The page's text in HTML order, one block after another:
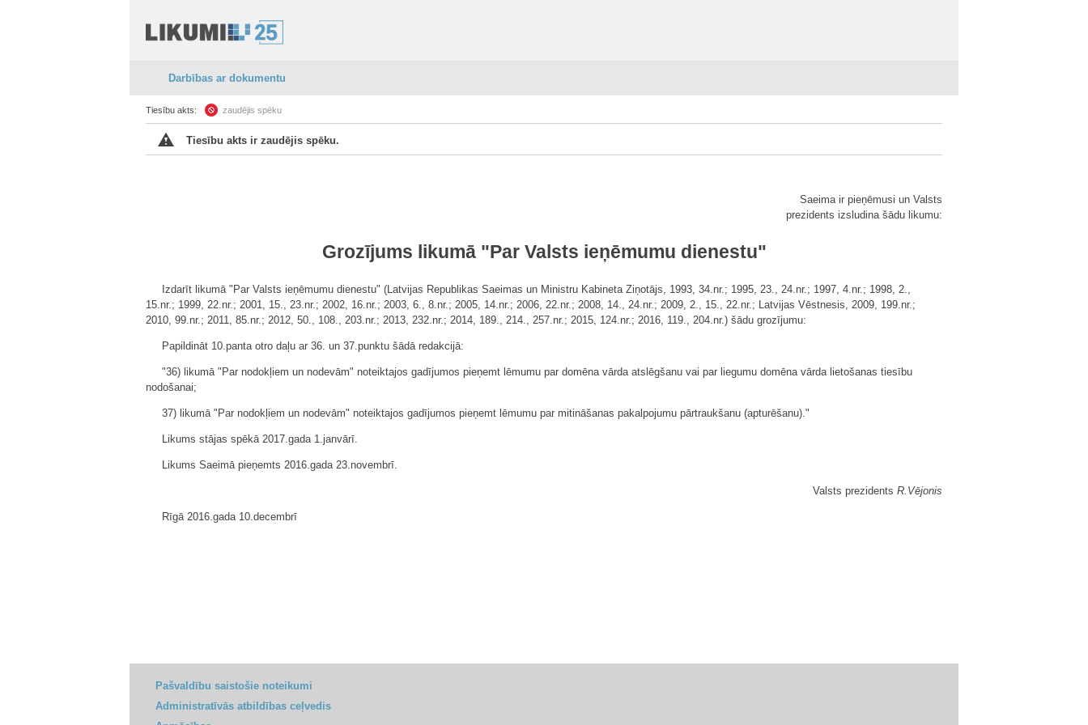
Darbības ar dokumentu
Tiesību akts: zaudējis spēku
Tiesību akts ir zaudējis spēku.
Saeima ir pieņēmusi un Valsts
prezidents izsludina šādu likumu:
Grozījums likumā "Par Valsts ieņēmumu dienestu"
Izdarīt likumā "Par Valsts ieņēmumu dienestu" (Latvijas Republikas Saeimas un Ministru Kabineta Ziņotājs, 1993, 34.nr.; 1995, 23., 24.nr.; 1997, 4.nr.; 1998, 2.,
15.nr.; 1999, 22.nr.; 2001, 15., 23.nr.; 2002, 16.nr.; 2003, 6., 8.nr.; 2005, 14.nr.; 2006, 22.nr.; 2008, 14., 24.nr.; 2009, 2., 15., 22.nr.; Latvijas Vēstnesis, 2009, 199.nr.;
2010, 99.nr.; 2011, 85.nr.; 2012, 50., 108., 203.nr.; 2013, 232.nr.; 2014, 189., 214., 257.nr.; 2015, 124.nr.; 2016, 119., 204.nr.) šādu grozījumu:
Papildināt 10.panta otro daļu ar 36. un 37.punktu šādā redakcijā:
"36) likumā "Par nodokļiem un nodevām" noteiktajos gadījumos pieņemt lēmumu par domēna vārda atslēgšanu vai par liegumu domēna vārda lietošanas tiesību
nodošanai;
37) likumā "Par nodokļiem un nodevām" noteiktajos gadījumos pieņemt lēmumu par mitināšanas pakalpojumu pārtraukšanu (apturēšanu)."
Likums stājas spēkā 2017.gada 1.janvārī.
Likums Saeimā pieņemts 2016.gada 23.novembrī.
Valsts prezidents R.Vējonis
Rīgā 2016.gada 10.decembrī
Pašvaldību saistošie noteikumi
Administratīvās atbildības ceļvedis